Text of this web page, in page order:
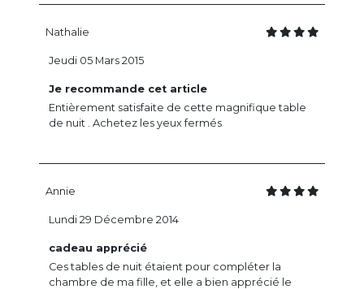
Nathalie
Je recommande cet article
Entièrement satisfaite de cette magnifique table
de nuit . Achetez les yeux fermés
Jeudi 05 Mars 2015
Annie
cadeau apprécié
Ces tables de nuit étaient pour compléter la
chambre de ma fille, et elle a bien apprécié le
Lundi 29 Décembre 2014